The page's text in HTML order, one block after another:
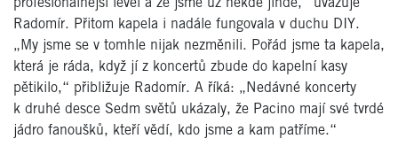
profesionálnější level a že jsme už někde jinde,“ uvažuje
Radomír. Přitom kapela i nadále fungovala v duchu DIY.
„My jsme se v tomhle nijak nezměnili. Pořád jsme ta kapela,
která je ráda, když jí z koncertů zbude do kapelní kasy
pětikilo,“ přibližuje Radomír. A říká: „Nedávné koncerty
k druhé desce Sedm světů ukázaly, že Pacino mají své tvrdé
jádro fanoušků, kteří vědí, kdo jsme a kam patříme.“